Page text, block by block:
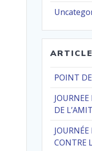
POINT
DE
CONTRE